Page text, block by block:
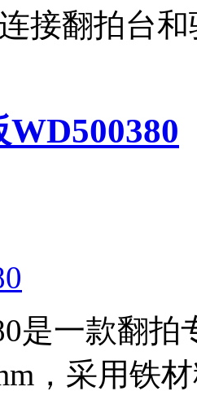
接翻拍台
是一款翻
，采用铁